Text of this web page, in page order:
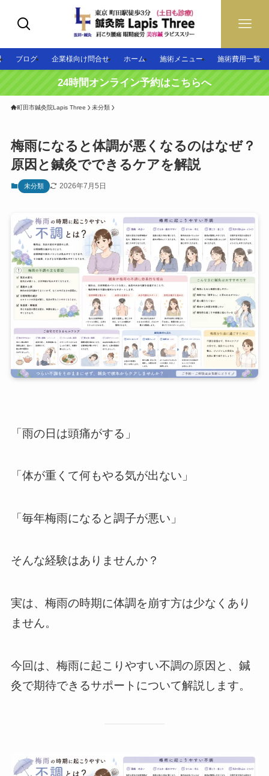
ブログ 企業様向け問合せ ホーム 施術メニュー 施術費用一覧
24時間オンライン予約はこちらへ
町田市鍼灸院Lapis Three 未分類
梅雨になると体調が悪くなるのはなぜ？
原因と鍼灸でできるケアを解説
未分類 2026年7月5日
「雨の日は頭痛がする」
「体が重くて何もやる気が出ない」
「毎年梅雨になると調子が悪い」
そんな経験はありませんか？
実は、梅雨の時期に体調を崩す方は少なくあり
ません。
今回は、梅雨に起こりやすい不調の原因と、鍼
灸で期待できるサポートについて解説します。